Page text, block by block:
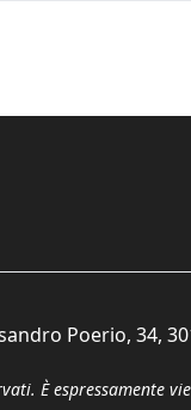
Poerio, 34,
È espressamente